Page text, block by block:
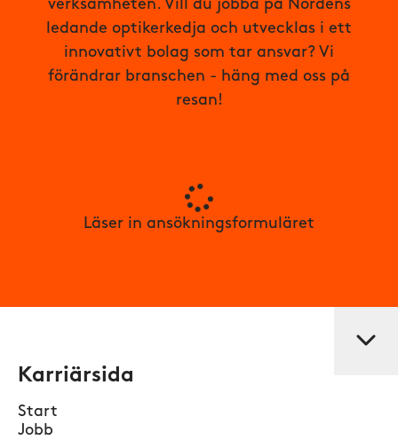
verksamheten. Vill du jobba på Nordens
ledande optikerkedja och utvecklas i ett
innovativt bolag som tar ansvar? Vi
förändrar branschen - häng med oss på
resan!
Läser in ansökningsformuläret
Karriärsida
Start
Jobb